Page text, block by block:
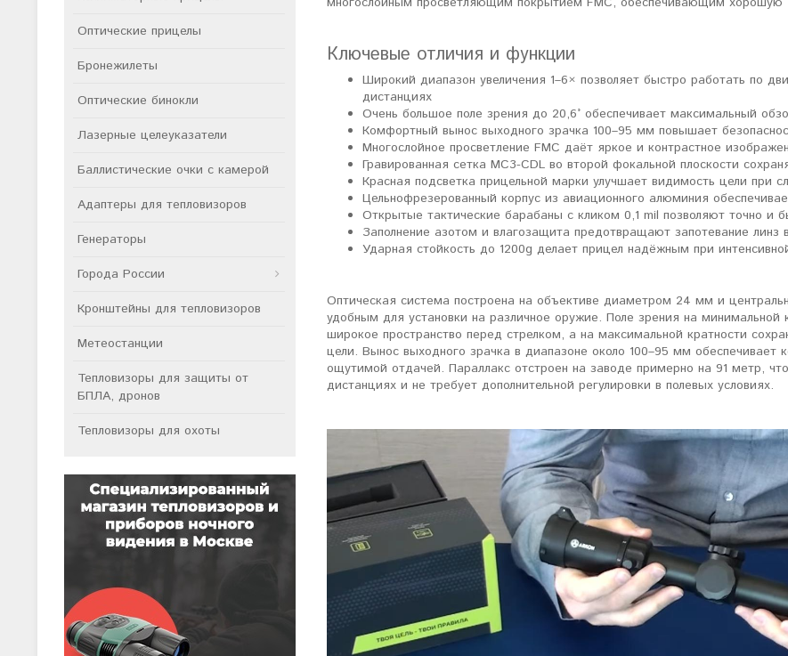
Оптические прицелы
Бронежилеты
Оптические бинокли
Лазерные целеуказатели
Баллистические очки с камерой
Адаптеры для тепловизоров
Генераторы
Города России
Кронштейны для тепловизоров
Метеостанции
Тепловизоры для защиты от
БПЛА, дронов
Тепловизоры для охоты
Ключевые отличия и функции
Широкий диапазон увеличения 1–6× позволяет быстро работать по
дистанциях
Очень большое поле зрения до 20,6° обеспечивает максимальный
Комфортный вынос выходного зрачка 100–95 мм повышает
Многослойное просветление FMC даёт яркое и контрастное
Гравированная сетка MC3-CDL во второй фокальной плоскости
Красная подсветка прицельной марки улучшает видимость цели при
Цельнофрезерованный корпус из авиационного алюминия
Открытые тактические барабаны с кликом 0,1 mil позволяют точно и
Заполнение азотом и влагозащита предотвращают запотевание линз
Ударная стойкость до 1200g делает прицел надёжным при
Оптическая система построена на объективе диаметром 24 мм и
удобным для установки на различное оружие. Поле зрения на минимальной
широкое пространство перед стрелком, а на максимальной кратности
цели. Вынос выходного зрачка в диапазоне около 100–95 мм обеспечивает
ощутимой отдачей. Параллакс отстроен на заводе примерно на 91 метр,
дистанциях и не требует дополнительной регулировки в полевых условиях.